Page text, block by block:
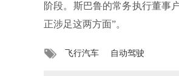
阶段。斯巴鲁的常务执行董事
正涉足这两方面”。
飞行汽车 自动驾驶